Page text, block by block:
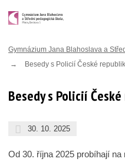
Gymnázium Jana Blahoslava a
Besedy s Policií České
Besedy s Policií
30. 10. 2025
Od 30. října 2025 probíhají